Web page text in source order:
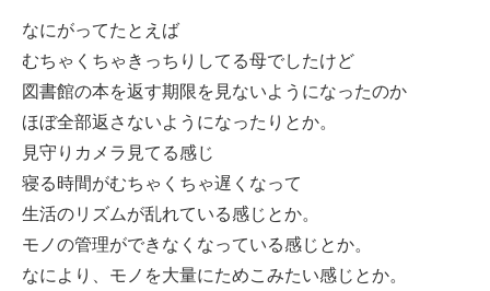
なにがってたとえば
むちゃくちゃきっちりしてる母でしたけど
図書館の本を返す期限を見ないようになったのか
ほぼ全部返さないようになったりとか。
見守りカメラ見てる感じ
寝る時間がむちゃくちゃ遅くなって
生活のリズムが乱れている感じとか。
モノの管理ができなくなっている感じとか。
なにより、モノを大量にためこみたい感じとか。